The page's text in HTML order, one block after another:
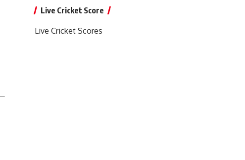
Live Cricket Score
Live Cricket Scores